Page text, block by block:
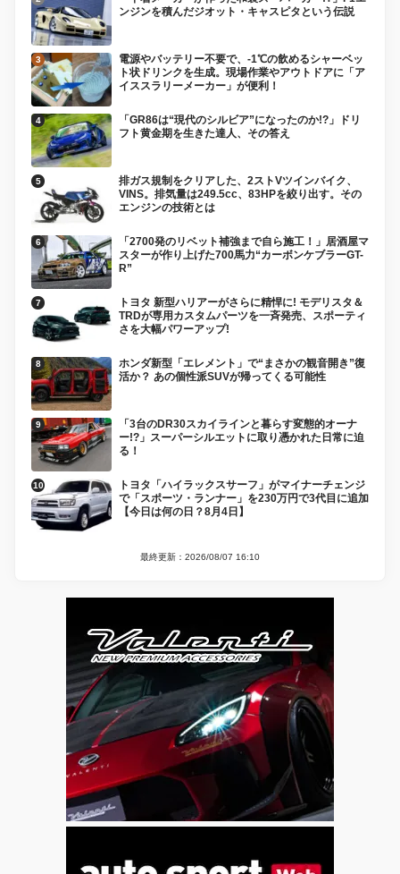
ンジンを積んだジオット・キャスピタという伝説
電源やバッテリー不要で、-1℃の飲めるシャーベッ
ト状ドリンクを生成。現場作業やアウトドアに「ア
イススラリーメーカー」が便利！
「GR86は“現代のシルビア”になったのか!?」ドリ
フト黄金期を生きた達人、その答え
排ガス規制をクリアした、2ストVツインバイク、
VINS。排気量は249.5cc、83HPを絞り出す。その
エンジンの技術とは
「2700発のリベット補強まで自ら施工！」居酒屋マ
スターが作り上げた700馬力“カーボンケブラーGT-
R”
トヨタ 新型ハリアーがさらに精悍に! モデリスタ＆
TRDが専用カスタムパーツを一斉発売、スポーティ
さを大幅パワーアップ!
ホンダ新型「エレメント」で“まさかの観音開き”復
活か？ あの個性派SUVが帰ってくる可能性
「3台のDR30スカイラインと暮らす変態的オーナ
ー!?」スーパーシルエットに取り憑かれた日常に迫
る！
トヨタ「ハイラックスサーフ」がマイナーチェンジ
で「スポーツ・ランナー」を230万円で3代目に追加
【今日は何の日？8月4日】
最終更新：2026/08/07 16:10